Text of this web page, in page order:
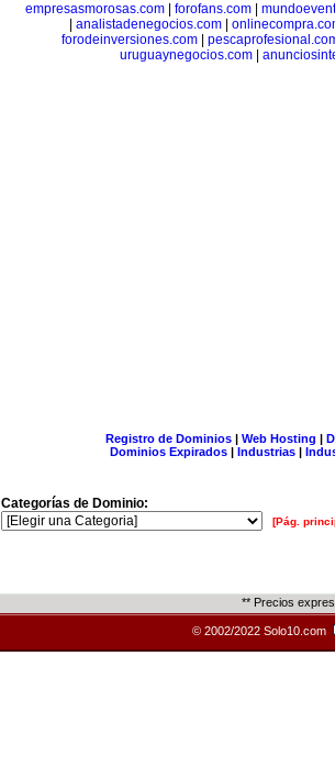
empresasmorosas.com
forofans.com
analistadenegocios.com
forodeinversiones.com
uruguaynegocios.com
Registro de Dominios| Web Hosting |
Dominios Expirados | Industrias |
Categorías de Dominio:
[Pág.
** Precios
© 2002/2022 Solo10.com